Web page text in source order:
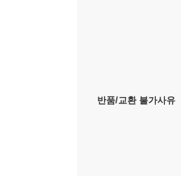
반품/교환 불가사유